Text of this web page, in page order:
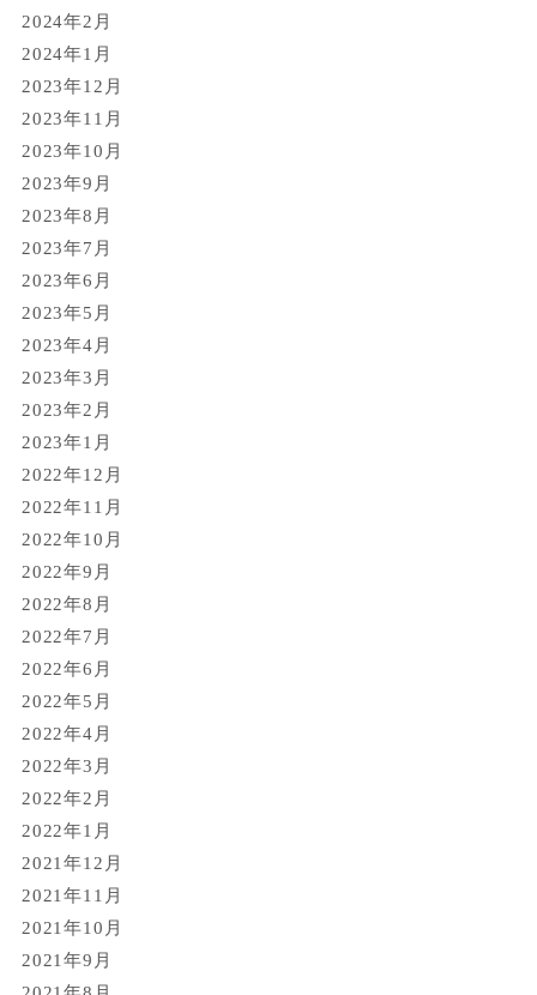
2024年2月
2024年1月
2023年12月
2023年11月
2023年10月
2023年9月
2023年8月
2023年7月
2023年6月
2023年5月
2023年4月
2023年3月
2023年2月
2023年1月
2022年12月
2022年11月
2022年10月
2022年9月
2022年8月
2022年7月
2022年6月
2022年5月
2022年4月
2022年3月
2022年2月
2022年1月
2021年12月
2021年11月
2021年10月
2021年9月